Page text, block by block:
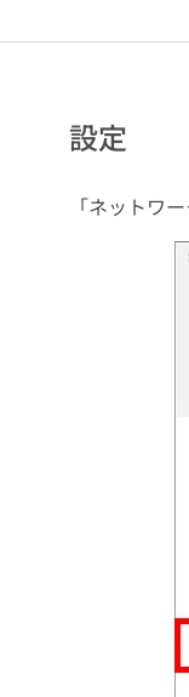
設定
「ネットワ